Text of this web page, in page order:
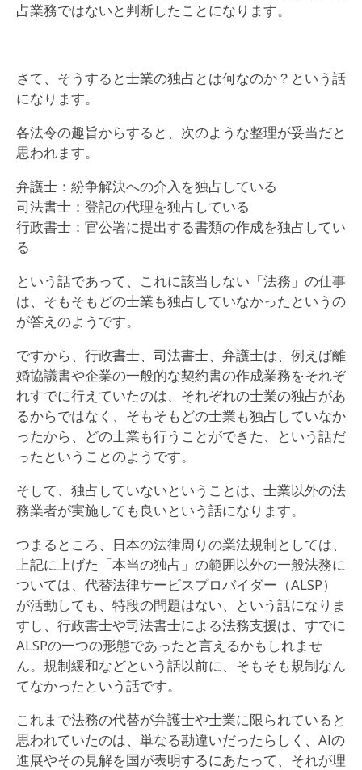
占業務ではないと判断したことになります。
さて、そうすると士業の独占とは何なのか？という話
になります。
各法令の趣旨からすると、次のような整理が妥当だと
思われます。
弁護士：紛争解決への介入を独占している
司法書士：登記の代理を独占している
行政書士：官公署に提出する書類の作成を独占してい
る
という話であって、これに該当しない「法務」の仕事
は、そもそもどの士業も独占していなかったというの
が答えのようです。
ですから、行政書士、司法書士、弁護士は、例えば離
婚協議書や企業の一般的な契約書の作成業務をそれぞ
れすでに行えていたのは、それぞれの士業の独占があ
るからではなく、そもそもどの士業も独占していなか
ったから、どの士業も行うことができた、という話だ
ったということのようです。
そして、独占していないということは、士業以外の法
務業者が実施しても良いという話になります。
つまるところ、日本の法律周りの業法規制としては、
上記に上げた「本当の独占」の範囲以外の一般法務に
ついては、代替法律サービスプロバイダー（ALSP）
が活動しても、特段の問題はない、という話になりま
すし、行政書士や司法書士による法務支援は、すでに
ALSPの一つの形態であったと言えるかもしれませ
ん。規制緩和などという話以前に、そもそも規制なん
てなかったという話です。
これまで法務の代替が弁護士や士業に限られていると
思われていたのは、単なる勘違いだったらしく、AIの
進展やその見解を国が表明するにあたって、それが理